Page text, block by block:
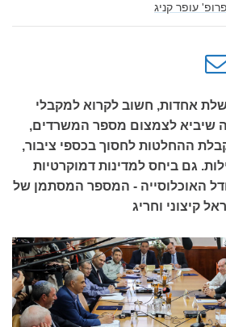
פרופ' עופר קניג
אחדות, חשוב לקרוא למקבלי
שיביא לצמצום מספר המשרדים,
ההחלטות לחסוך בכספי ציבור,
גם ביחס למדינות דמוקרטיות
האוכלוסייה - המספר המסתמן של
קיצוני וחריג